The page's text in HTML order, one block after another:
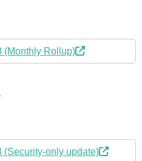
(Monthly Rollup)
only update)